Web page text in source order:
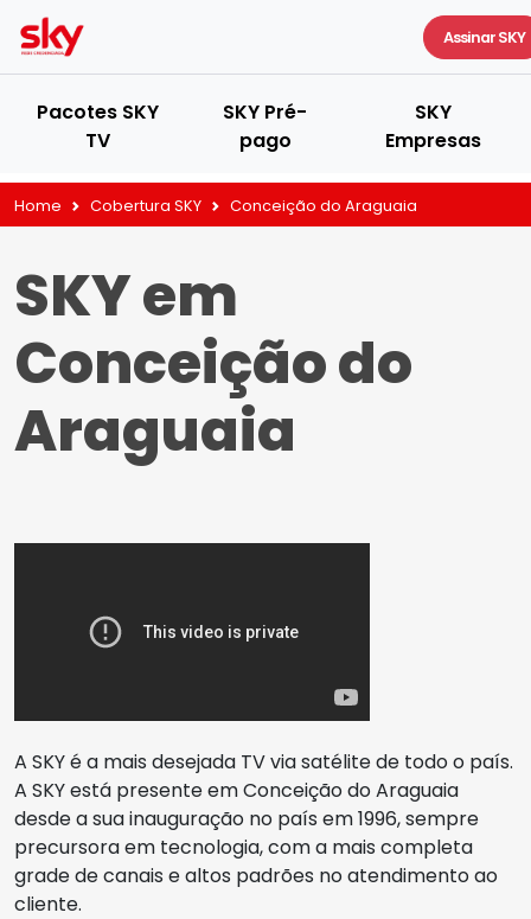
Assinar SKY
Pacotes SKY
TV
SKY Pré-
pago
SKY
Empresas
Home Cobertura SKY Conceição do Araguaia
SKY em
Conceição do
Araguaia
A SKY é a mais desejada TV via satélite de todo o país.
A SKY está presente em Conceição do Araguaia
desde a sua inauguração no país em 1996, sempre
precursora em tecnologia, com a mais completa
grade de canais e altos padrões no atendimento ao
cliente.